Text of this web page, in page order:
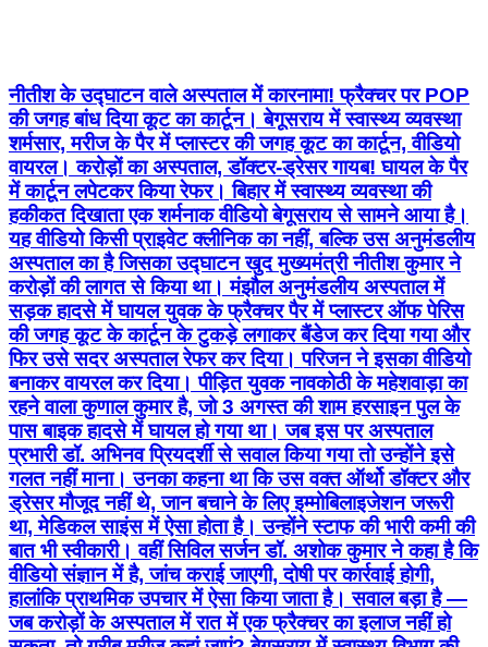
नीतीश के उद्घाटन वाले अस्पताल में कारनामा! फ्रैक्चर पर POP
की जगह बांध दिया कूट का कार्टून। बेगूसराय में स्वास्थ्य व्यवस्था
शर्मसार, मरीज के पैर में प्लास्टर की जगह कूट का कार्टून, वीडियो
वायरल। करोड़ों का अस्पताल, डॉक्टर-ड्रेसर गायब! घायल के पैर
में कार्टून लपेटकर किया रेफर। बिहार में स्वास्थ्य व्यवस्था की
हकीकत दिखाता एक शर्मनाक वीडियो बेगूसराय से सामने आया है।
यह वीडियो किसी प्राइवेट क्लीनिक का नहीं, बल्कि उस अनुमंडलीय
अस्पताल का है जिसका उद्घाटन खुद मुख्यमंत्री नीतीश कुमार ने
करोड़ों की लागत से किया था। मंझौल अनुमंडलीय अस्पताल में
सड़क हादसे में घायल युवक के फ्रैक्चर पैर में प्लास्टर ऑफ पेरिस
की जगह कूट के कार्टून के टुकड़े लगाकर बैंडेज कर दिया गया और
फिर उसे सदर अस्पताल रेफर कर दिया। परिजन ने इसका वीडियो
बनाकर वायरल कर दिया। पीड़ित युवक नावकोठी के महेशवाड़ा का
रहने वाला कुणाल कुमार है, जो 3 अगस्त की शाम हरसाइन पुल के
पास बाइक हादसे में घायल हो गया था। जब इस पर अस्पताल
प्रभारी डॉ. अभिनव प्रियदर्शी से सवाल किया गया तो उन्होंने इसे
गलत नहीं माना। उनका कहना था कि उस वक्त ऑर्थो डॉक्टर और
ड्रेसर मौजूद नहीं थे, जान बचाने के लिए इम्मोबिलाइजेशन जरूरी
था, मेडिकल साइंस में ऐसा होता है। उन्होंने स्टाफ की भारी कमी की
बात भी स्वीकारी। वहीं सिविल सर्जन डॉ. अशोक कुमार ने कहा है कि
वीडियो संज्ञान में है, जांच कराई जाएगी, दोषी पर कार्रवाई होगी,
हालांकि प्राथमिक उपचार में ऐसा किया जाता है। सवाल बड़ा है —
जब करोड़ों के अस्पताल में रात में एक फ्रैक्चर का इलाज नहीं हो